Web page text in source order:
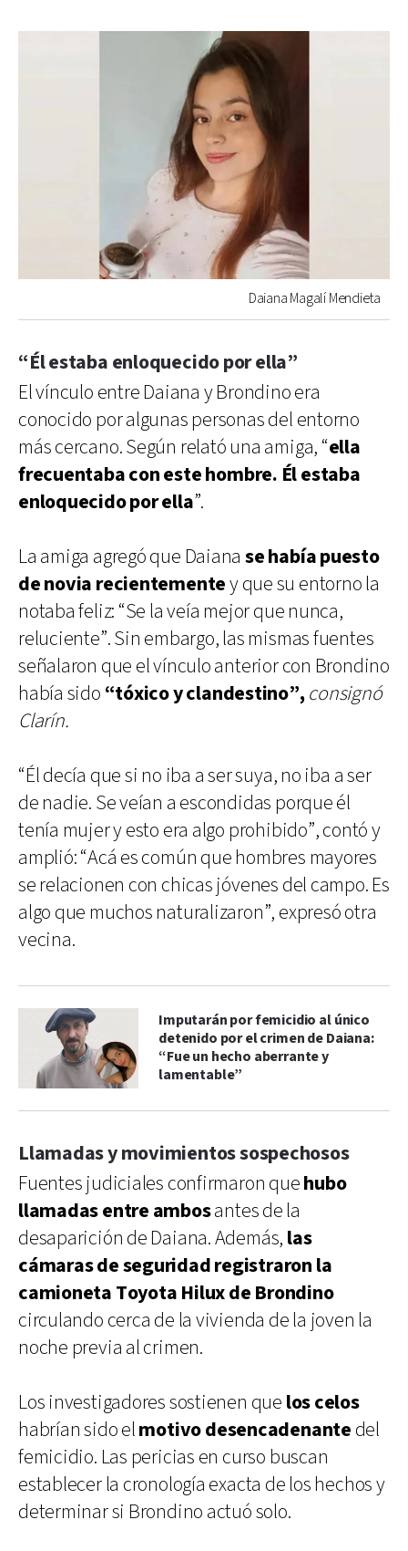
Daiana Magalí Mendieta
“Él estaba enloquecido por ella”
El vínculo entre Daiana y Brondino era
conocido por algunas personas del entorno
más cercano. Según relató una amiga, “ella
frecuentaba con este hombre. Él estaba
enloquecido por ella”.
La amiga agregó que Daianase había puesto
de novia recientementey que su entorno la
notaba feliz: “Se la veía mejor que nunca,
reluciente”. Sin embargo, las mismas fuentes
señalaron que el vínculo anterior con Brondino
había sido “tóxico y clandestino”,consignó
Clarín.
“Él decía que si no iba a ser suya, no iba a ser
de nadie. Se veían a escondidas porque él
tenía mujer y esto era algo prohibido”, contó y
amplió: “Acá es común que hombres mayores
se relacionen con chicas jóvenes del campo. Es
algo que muchos naturalizaron”, expresó otra
vecina.
Imputarán por femicidio al único
detenido por el crimen de Daiana:
“Fue un hecho aberrante y
lamentable”
Llamadas y movimientos sospechosos
Fuentes judiciales confirmaron quehubo
llamadas entre ambosantes de la
desaparición de Daiana. Además, las
cámaras de seguridad registraron la
camioneta Toyota Hilux de Brondino
circulando cerca de la vivienda de la joven la
noche previa al crimen.
Los investigadores sostienen que los celos
habrían sido elmotivo desencadenante del
femicidio. Las pericias en curso buscan
establecer la cronología exacta de los hechos y
determinar si Brondino actuó solo.